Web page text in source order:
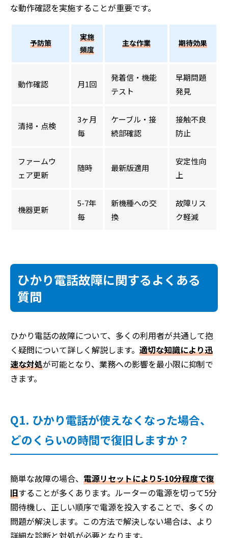
な動作確認を実施することが重要です。
予防策
実施
頻度
主な作業 期待効果
動作確認 月1回
発着信・機能
テスト
早期問題
発見
清掃・点検
3ヶ月
毎
ケーブル・接
続部確認
接触不良
防止
ファームウ
ェア更新
随時 最新版適用
安定性向
上
機器更新
5-7年
毎
新機種への交
換
故障リス
ク軽減
ひかり電話故障に関するよくある
質問
ひかり電話の故障について、多くの利用者が共通して抱
く疑問について詳しく解説します。 適切な知識により迅
速な対処が可能となり、業務への影響を最小限に抑制で
きます。
Q1. ひかり電話が使えなくなった場合、
どのくらいの時間で復旧しますか？
簡単な故障の場合、 電源リセットにより5-10分程度で復
旧することが多くあります。ルーターの電源を切って5分
間待機し、正しい順序で電源を投入することで、多くの
問題が解決します。この方法で解決しない場合は、より
詳細な診断と対処が必要となります。